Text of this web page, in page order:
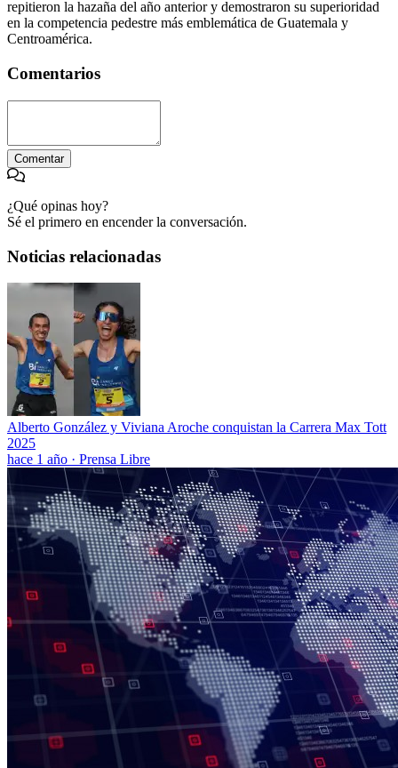
repitieron la hazaña del año anterior y demostraron su superioridad
en la competencia pedestre más emblemática de Guatemala y
Centroamérica.
Comentarios
Comentar
¿Qué opinas hoy?
Sé el primero en encender la conversación.
Noticias relacionadas
Alberto González y Viviana Aroche conquistan la Carrera Max Tott
2025
hace 1 año · Prensa Libre